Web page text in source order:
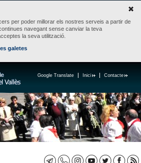
per poder millorar els nostres serveis a partir de
navegant sense canviar la teva
la seva utilització.
galetes
Contacte
Inici
Google Translate